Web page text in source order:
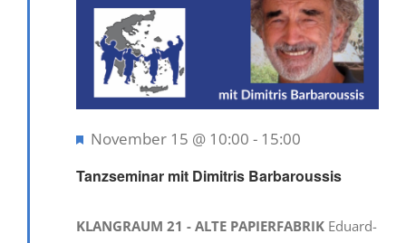
Tanzseminar mit Dimitris Barbaroussis
Hervorgehoben
November 15 @ 10:00 - 15:00
KLANGRAUM 21 - ALTE PAPIERFABRIK Eduard-